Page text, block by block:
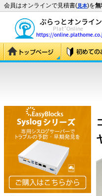
会員はオンラインで見積書(見本)を